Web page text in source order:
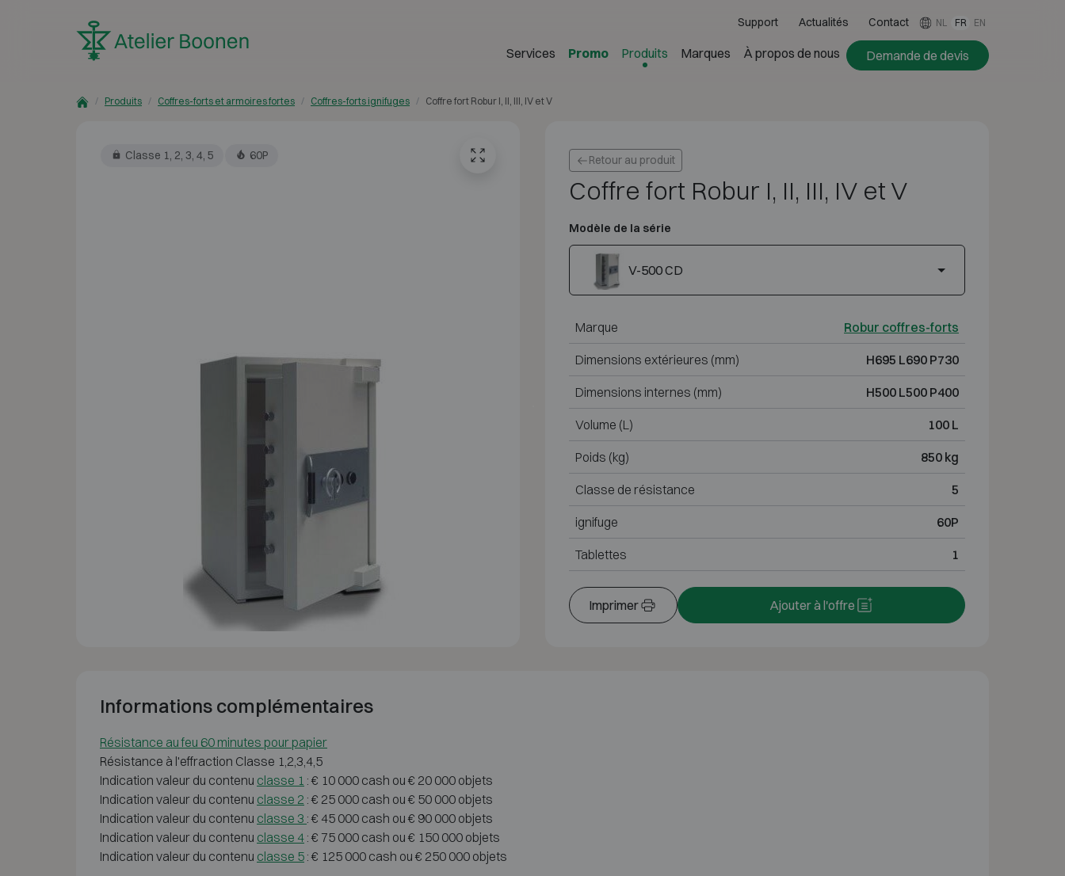
Support Actualités Contact NL FR EN
Services Promo Produits Marques À propos de nous Demande de devis
Produits Coffres-forts et armoires fortes Coffres-forts ignifuges Coffre fort Robur I, II, III, IV et V
Classe 1, 2, 3, 4, 5 60P Retour au produit
Coffre fort Robur I, II, III, IV et V
Modèle de la série
V-500 CD
Marque Robur coffres-forts
Dimensions extérieures (mm) H695 L690 P730
Dimensions internes (mm) H500 L500 P400
Volume (L) 100 L
Poids (kg) 850 kg
Classe de résistance 5
ignifuge 60P
Tablettes 1
Imprimer Ajouter à l'offre
Informations complémentaires
Résistance au feu 60 minutes pour papier
Résistance à l'effraction Classe 1,2,3,4,5
Indication valeur du contenu classe 1 : € 10 000 cash ou € 20 000 objets
Indication valeur du contenu classe 2 : € 25 000 cash ou € 50 000 objets
Indication valeur du contenu classe 3 : € 45 000 cash ou € 90 000 objets
Indication valeur du contenu classe 4 : € 75 000 cash ou € 150 000 objets
Indication valeur du contenu classe 5 : € 125 000 cash ou € 250 000 objets